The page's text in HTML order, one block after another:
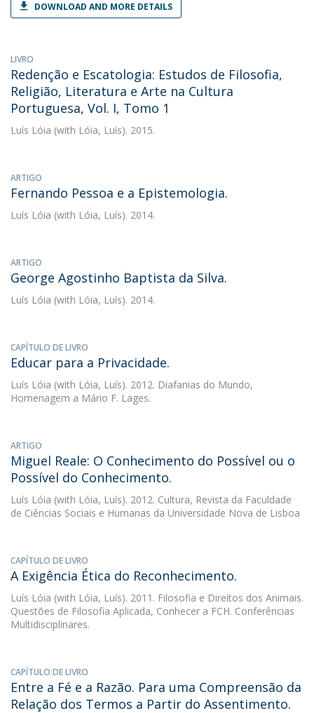
DOWNLOAD AND MORE DETAILS
LIVRO
Redenção e Escatologia: Estudos de Filosofia,
Religião, Literatura e Arte na Cultura
Portuguesa, Vol. I, Tomo 1
Luís Lóia (with Lóia, Luís). 2015.
ARTIGO
Fernando Pessoa e a Epistemologia.
Luís Lóia (with Lóia, Luís). 2014.
ARTIGO
George Agostinho Baptista da Silva.
Luís Lóia (with Lóia, Luís). 2014.
CAPÍTULO DE LIVRO
Educar para a Privacidade.
Luís Lóia (with Lóia, Luís). 2012. Diafanias do Mundo,
Homenagem a Mário F. Lages.
ARTIGO
Miguel Reale: O Conhecimento do Possível ou o
Possível do Conhecimento.
Luís Lóia (with Lóia, Luís). 2012. Cultura, Revista da Faculdade
de Ciências Sociais e Humanas da Universidade Nova de Lisboa
CAPÍTULO DE LIVRO
A Exigência Ética do Reconhecimento.
Luís Lóia (with Lóia, Luís). 2011. Filosofia e Direitos dos Animais.
Questões de Filosofia Aplicada, Conhecer a FCH. Conferências
Multidisciplinares.
CAPÍTULO DE LIVRO
Entre a Fé e a Razão. Para uma Compreensão da
Relação dos Termos a Partir do Assentimento.